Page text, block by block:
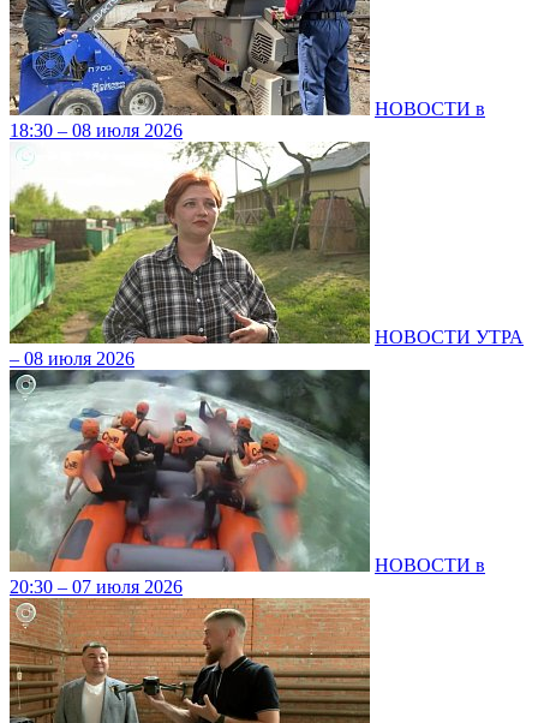
НОВОСТИ в
18:30 – 08 июля 2026
НОВОСТИ УТРА
– 08 июля 2026
НОВОСТИ в
20:30 – 07 июля 2026